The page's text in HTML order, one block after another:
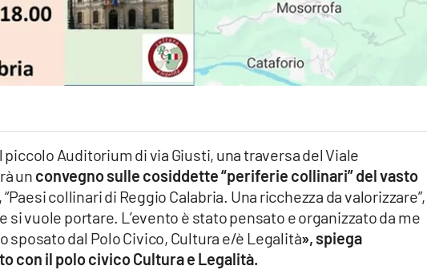
Auditorium di via Giusti, una traversa del Viale
un convegno sulle cosiddette “periferie collinari” del vasto
collinari di Reggio Calabria. Una ricchezza da valorizzare”,
si vuole portare. L’evento è stato pensato e organizzato da me
sposato dal Polo Civico, Cultura e/è Legalità», spiega
con il polo civico Cultura e Legalità.